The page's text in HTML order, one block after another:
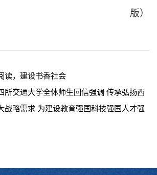
版）
读，建设书香社会
所交通大学全体师生回信强调 传承弘扬西
战略需求 为建设教育强国科技强国人才强